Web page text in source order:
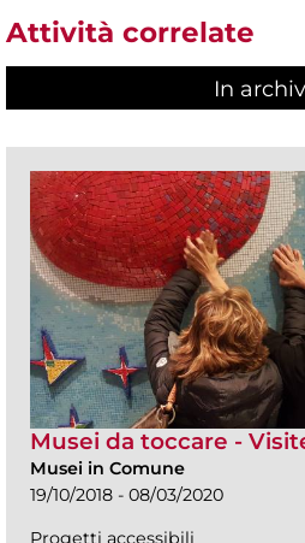
Attività correlate
In
Musei da toccare -
Musei in Comune
19/10/2018 - 08/03/2020
Progetti accessibili